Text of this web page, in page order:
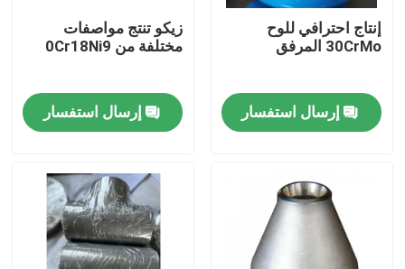
منتجات
إنتاج احترافي للوح
30CrMo المرفق
إرسال استفسار
زيكو تنتج مواصفات
مختلفة من 0Cr18Ni9
إرسال استفسار